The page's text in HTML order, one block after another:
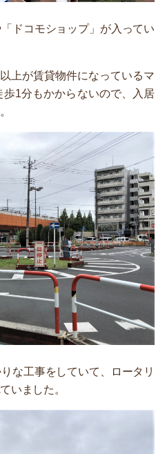
ドコモショップ」が入ってい
上が賃貸物件になっているマ
1分もかからないので、入居
な工事をしていて、ロータリ
いました。